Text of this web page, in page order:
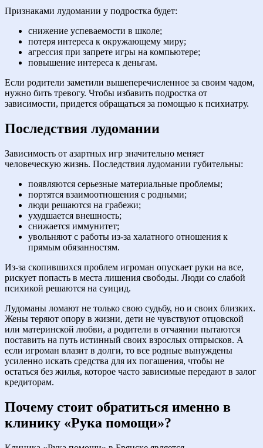
Признаками лудомании у подростка будет:
снижение успеваемости в школе;
потеря интереса к окружающему миру;
агрессия при запрете игры на компьютере;
повышение интереса к деньгам.
Если родители заметили вышеперечисленное за своим чадом,
нужно бить тревогу. Чтобы избавить подростка от
зависимости, придется обращаться за помощью к психиатру.
Последствия лудомании
Зависимость от азартных игр значительно меняет
человеческую жизнь. Последствия лудомании губительны:
появляются серьезные материальные проблемы;
портятся взаимоотношения с родными;
люди решаются на грабежи;
ухудшается внешность;
снижается иммунитет;
увольняют с работы из-за халатного отношения к
прямым обязанностям.
Из-за скопившихся проблем игроман опускает руки на все,
рискует попасть в места лишения свободы. Люди со слабой
психикой решаются на суицид.
Лудоманы ломают не только свою судьбу, но и своих близких.
Жены теряют опору в жизни, дети не чувствуют отцовской
или материнской любви, а родители в отчаянии пытаются
поставить на путь истинный своих взрослых отпрысков. А
если игроман влазит в долги, то все родные вынуждены
усиленно искать средства для их погашения, чтобы не
остаться без жилья, которое часто зависимые передают в залог
кредиторам.
Почему стоит обратиться именно в
клинику «Рука помощи»?